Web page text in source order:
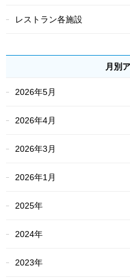
レストラン各施設
月別
2026年5月
2026年4月
2026年3月
2026年1月
2025年
2024年
2023年